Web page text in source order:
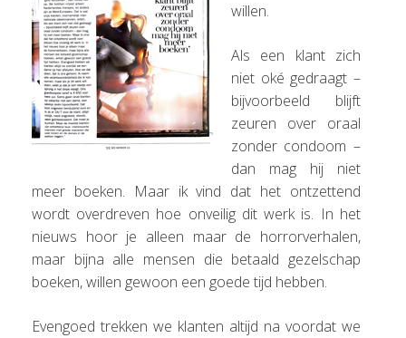
willen.
Als een klant zich
niet oké gedraagt –
bijvoorbeeld blijft
zeuren over oraal
zonder condoom –
dan mag hij niet
meer boeken. Maar ik vind dat het ontzettend
wordt overdreven hoe onveilig dit werk is. In het
nieuws hoor je alleen maar de horrorverhalen,
maar bijna alle mensen die betaald gezelschap
boeken, willen gewoon een goede tijd hebben.
Evengoed trekken we klanten altijd na voordat we